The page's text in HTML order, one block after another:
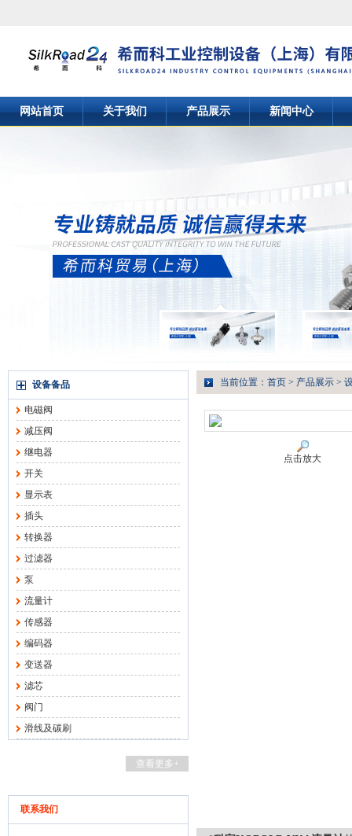
网站首页 关于我们 产品展示 新闻中心
设备备品
电磁阀
减压阀
继电器
开关
显示表
插头
转换器
过滤器
泵
流量计
传感器
编码器
变送器
滤芯
阀门
滑线及碳刷
查看更多+
联系我们
当前位置： 首页 > 产品展示 >
点击放大